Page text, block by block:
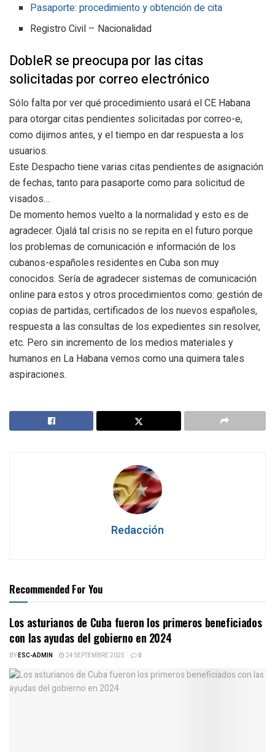
Pasaporte: procedimiento y obtención de cita
Registro Civil – Nacionalidad
DobleR se preocupa por las citas
solicitadas por correo electrónico
Sólo falta por ver qué procedimiento usará el CE Habana
para otorgar citas pendientes solicitadas por correo-e,
como dijimos antes, y el tiempo en dar respuesta a los
usuarios.
Este Despacho tiene varias citas pendientes de asignación
de fechas, tanto para pasaporte como para solicitud de
visados…
De momento hemos vuelto a la normalidad y esto es de
agradecer. Ojalá tal crisis no se repita en el futuro porque
los problemas de comunicación e información de los
cubanos-españoles residentes en Cuba son muy
conocidos. Sería de agradecer sistemas de comunicación
online para estos y otros procedimientos como: gestión de
copias de partidas, certificados de los nuevos españoles,
respuesta a las consultas de los expedientes sin resolver,
etc. Pero sin incremento de los medios materiales y
humanos en La Habana vemos como una quimera tales
aspiraciones.
Redacción
Recommended For You
Los asturianos de Cuba fueron los primeros beneficiados
con las ayudas del gobierno en 2024
BYESC-ADMIN 24 SEPTEMBRE 2025 0